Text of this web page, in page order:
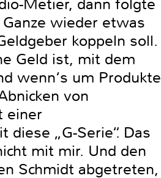
Metier, dann folgte
wieder etwas
koppeln soll.
Geld ist, mit dem
wenn‘s um Produkte
von
einer
„G-Serie“. Das
mit mir. Und den
Schmidt abgetreten,